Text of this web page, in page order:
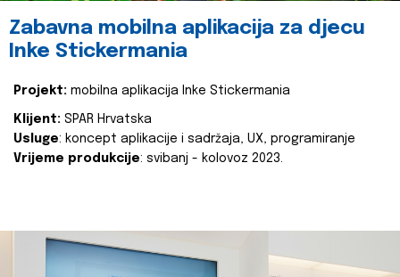
Zabavna mobilna aplikacija za djecu
Inke Stickermania
Projekt: mobilna aplikacija Inke Stickermania
Klijent: SPAR Hrvatska
Usluge: koncept aplikacije i sadržaja, UX, programiranje
Vrijeme produkcije: svibanj - kolovoz 2023.